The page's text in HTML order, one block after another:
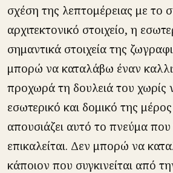
σχέση της λεπτομέρειας με το
αρχιτεκτονικό στοιχείο, η
σημαντικά στοιχεία της
μπορώ να καταλάβω έναν
προχωρά τη δουλειά του χωρίς
εσωτερικό και δομικό της
απουσιάζει αυτό το πνεύμα που
επικαλείται. Δεν μπορώ να
κάποιον που συγκινείται από